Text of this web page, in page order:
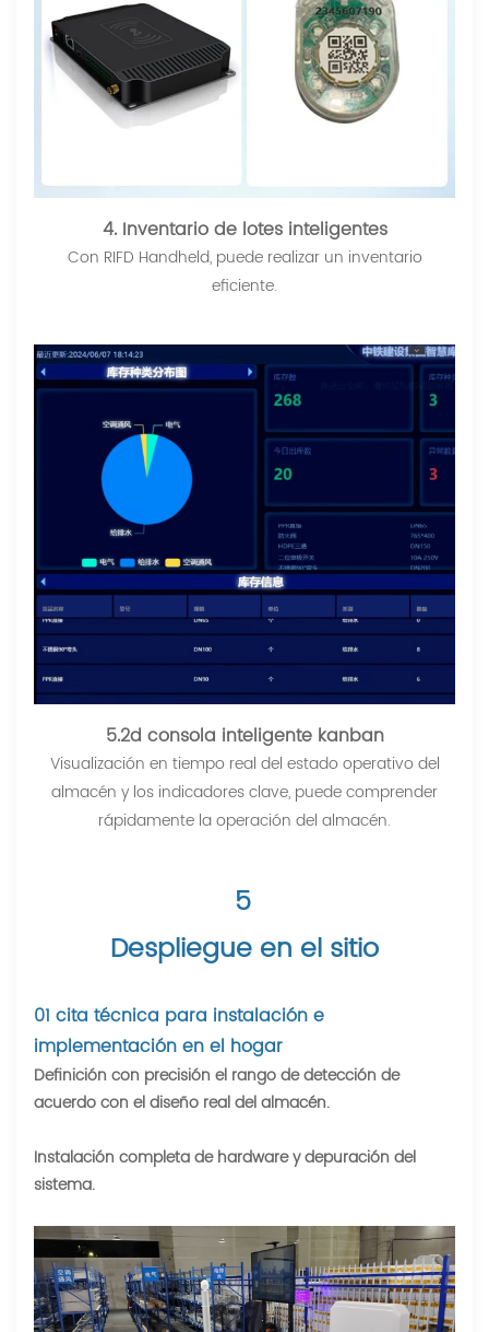
4. Inventario de lotes inteligentes
Con RIFD Handheld, puede realizar un inventario
eficiente.
5.2d consola inteligente kanban
Visualización en tiempo real del estado operativo del
almacén y los indicadores clave, puede comprender
rápidamente la operación del almacén.
5
Despliegue en el sitio
01 cita técnica para instalación e
implementación en el hogar
Definición con precisión el rango de detección de
acuerdo con el diseño real del almacén.
Instalación completa de hardware y depuración del
sistema.